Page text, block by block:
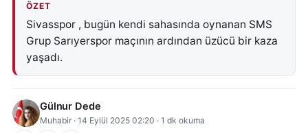
ÖZET
Sivasspor , bugün kendi sahasında oynanan SMS
Grup Sarıyerspor maçının ardından üzücü bir kaza
yaşadı.
Gülnur Dede
Muhabir · 14 Eylül 2025 02:20 · 1 dk okuma